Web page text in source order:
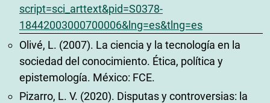
script=sci_arttext&pid=S0378-
18442003000700006&lng=es&tlng=es
Olivé, L. (2007). La ciencia y la tecnología en la
sociedad del conocimiento. Ética, política y
epistemología. México: FCE.
Pizarro, L. V. (2020). Disputas y controversias: la